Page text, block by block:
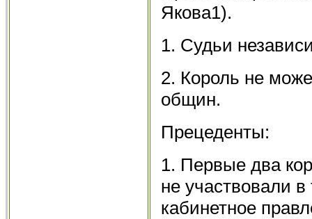
Якова1).
1. Судьи
2. Король не
общин.
Прецеденты:
1. Первые два
не участвовали
кабинетное